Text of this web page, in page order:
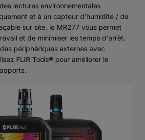
lectures environnementales
et à un capteur d'humidité / de
sur site, le MR277 vous permet
et de minimiser les temps d'arrêt.
périphériques externes avec
FLIR Tools® pour améliorer le